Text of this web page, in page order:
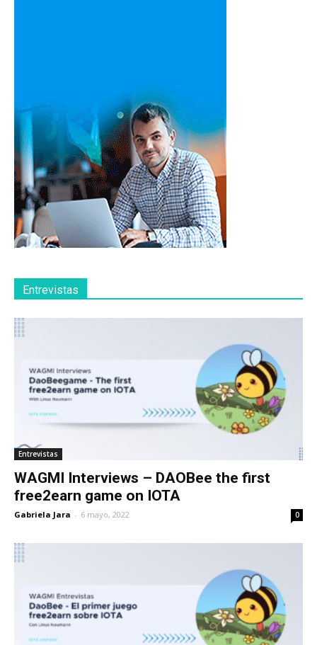
Entrevistas
Entrevistas
WAGMI Interviews – DAOBee the first
free2earn game on IOTA
Gabriela Jara - 6 mayo, 2022 0